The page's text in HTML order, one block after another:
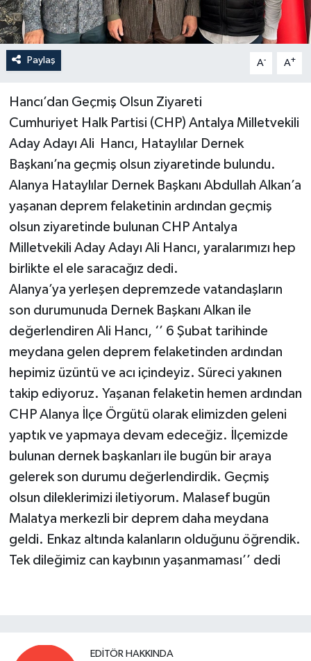
Paylaş A- A+
Hancı’dan Geçmiş Olsun Ziyareti
Cumhuriyet Halk Partisi (CHP) Antalya Milletvekili
Aday Adayı Ali Hancı, Hataylılar Dernek
Başkanı’na geçmiş olsun ziyaretinde bulundu.
Alanya Hataylılar Dernek Başkanı Abdullah Alkan’a
yaşanan deprem felaketinin ardından geçmiş
olsun ziyaretinde bulunan CHP Antalya
Milletvekili Aday Adayı Ali Hancı, yaralarımızı hep
birlikte el ele saracağız dedi.
Alanya’ya yerleşen depremzede vatandaşların
son durumunuda Dernek Başkanı Alkan ile
değerlendiren Ali Hancı, ‘’ 6 Şubat tarihinde
meydana gelen deprem felaketinden ardından
hepimiz üzüntü ve acı içindeyiz. Süreci yakınen
takip ediyoruz. Yaşanan felaketin hemen ardından
CHP Alanya İlçe Örgütü olarak elimizden geleni
yaptık ve yapmaya devam edeceğiz. İlçemizde
bulunan dernek başkanları ile bugün bir araya
gelerek son durumu değerlendirdik. Geçmiş
olsun dileklerimizi iletiyorum. Malasef bugün
Malatya merkezli bir deprem daha meydana
geldi. Enkaz altında kalanların olduğunu öğrendik.
Tek dileğimiz can kaybının yaşanmaması’’ dedi
EDITÖR HAKKINDA